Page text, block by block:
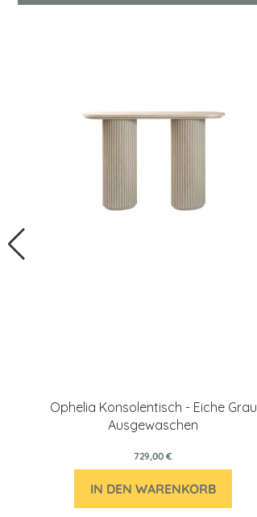
Ophelia Konsolentisch - Eiche Grau
Ausgewaschen
729,00 €
IN DEN WARENKORB